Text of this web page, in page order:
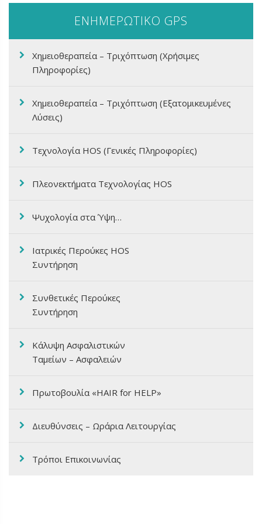
ΕΝΗΜΕΡΩΤΙΚΟ GPS
Χημειοθεραπεία – Τριχόπτωση (Χρήσιμες
Πληροφορίες)
Χημειοθεραπεία – Τριχόπτωση (Εξατομικευμένες
Λύσεις)
Τεχνολογία HOS (Γενικές Πληροφορίες)
Πλεονεκτήματα Τεχνολογίας HOS
Ψυχολογία στα Ύψη…
Ιατρικές Περούκες HOS
Συντήρηση
Συνθετικές Περούκες
Συντήρηση
Κάλυψη Ασφαλιστικών
Ταμείων – Ασφαλειών
Πρωτοβουλία «HAIR for HELP»
Διευθύνσεις – Ωράρια Λειτουργίας
Τρόποι Επικοινωνίας